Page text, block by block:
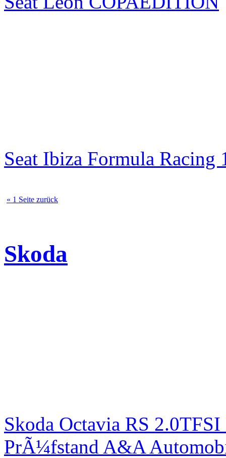
Seat Ibiza Formula
« 1 Seite zurück
Skoda
Skoda Octavia RS
PrÃ¼fstand A&A